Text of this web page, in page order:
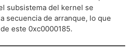
subsistema del kernel se
secuencia de arranque, lo que
este 0xc0000185.